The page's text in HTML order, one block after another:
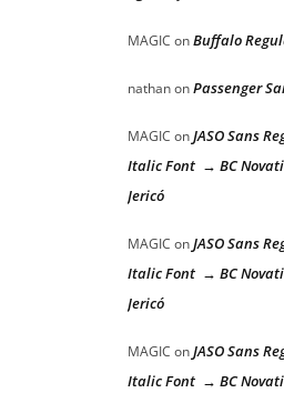
MAGIC onBuffalo
nathanonPassenger
MAGIC onJASO Sans
Italic Font → BC
Jericó
MAGIC onJASO Sans
Italic Font → BC
Jericó
MAGIC onJASO Sans
Italic Font → BC